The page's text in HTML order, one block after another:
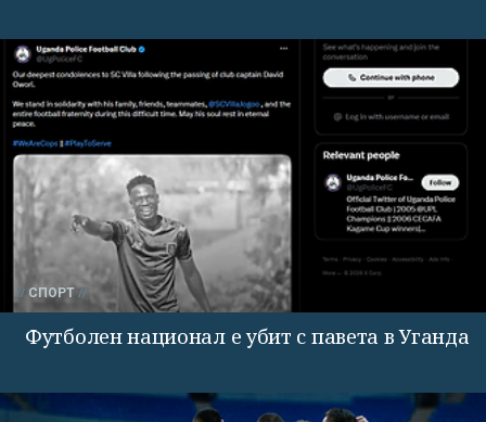
СПОРТ
Футболен национал е убит с павета в Уганда